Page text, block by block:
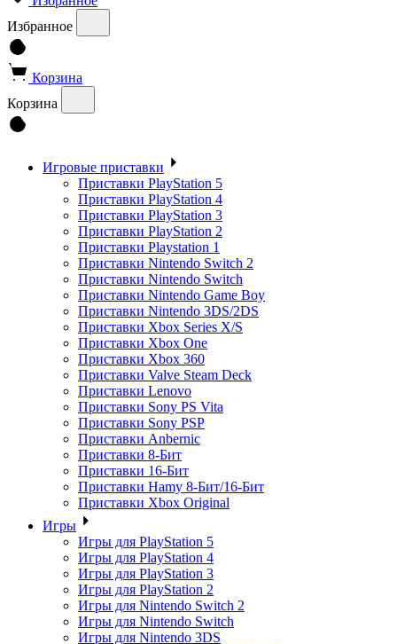
Избранное
Корзина
Корзина
Игровые приставки
Приставки PlayStation 5
Приставки PlayStation 4
Приставки PlayStation 3
Приставки PlayStation 2
Приставки Playstation 1
Приставки Nintendo Switch 2
Приставки Nintendo Switch
Приставки Nintendo Game Boy
Приставки Nintendo 3DS/2DS
Приставки Xbox Series X/S
Приставки Xbox One
Приставки Xbox 360
Приставки Valve Steam Deck
Приставки Lenovo
Приставки Sony PS Vita
Приставки Sony PSP
Приставки Anbernic
Приставки 8-Бит
Приставки 16-Бит
Приставки Hamy 8-Бит/16-Бит
Приставки Xbox Original
Игры
Игры для PlayStation 5
Игры для PlayStation 4
Игры для PlayStation 3
Игры для PlayStation 2
Игры для Nintendo Switch 2
Игры для Nintendo Switch
Игры для Nintendo 3DS